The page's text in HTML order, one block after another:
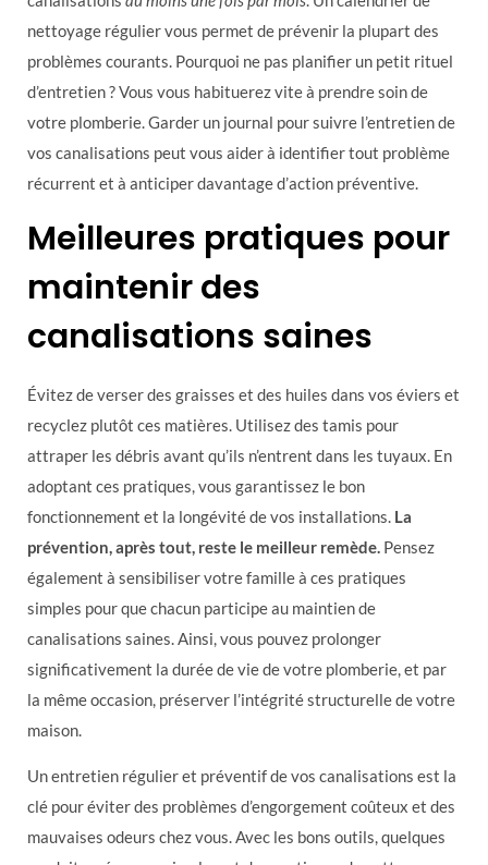
nettoyage régulier vous permet de prévenir la plupart des
problèmes courants. Pourquoi ne pas planifier un petit rituel
d’entretien ? Vous vous habituerez vite à prendre soin de
votre plomberie. Garder un journal pour suivre l’entretien de
vos canalisations peut vous aider à identifier tout problème
récurrent et à anticiper davantage d’action préventive.
Meilleures pratiques pour
maintenir des
canalisations saines
Évitez de verser des graisses et des huiles dans vos éviers et
recyclez plutôt ces matières. Utilisez des tamis pour
attraper les débris avant qu’ils n’entrent dans les tuyaux. En
adoptant ces pratiques, vous garantissez le bon
fonctionnement et la longévité de vos installations. La
prévention, après tout, reste le meilleur remède. Pensez
également à sensibiliser votre famille à ces pratiques
simples pour que chacun participe au maintien de
canalisations saines. Ainsi, vous pouvez prolonger
significativement la durée de vie de votre plomberie, et par
la même occasion, préserver l’intégrité structurelle de votre
maison.
Un entretien régulier et préventif de vos canalisations est la
clé pour éviter des problèmes d’engorgement coûteux et des
mauvaises odeurs chez vous. Avec les bons outils, quelques